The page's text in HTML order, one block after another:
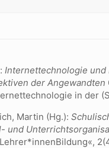
Internettechnologie und
der Angewandten
in der
Martin (Hg.):
und